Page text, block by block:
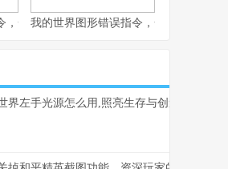
一座虚拟城市的诞生与成长副标题
我的世界图形错误指令，一场意料之外
界左手光源怎么用,照亮生存与创造之路